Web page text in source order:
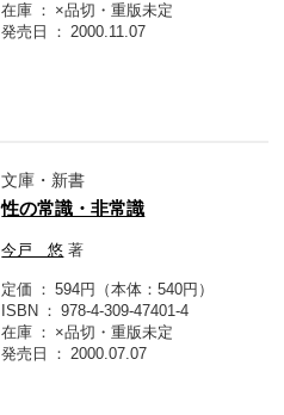
在庫
×品切・重版未定
発売日
2000.11.07
文庫・新書
性の常識・非常識
今戸 悠 著
定価
594円（本体：540円）
ISBN
978-4-309-47401-4
在庫
×品切・重版未定
発売日
2000.07.07